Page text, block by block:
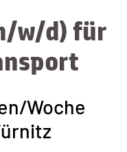
w/d) für
Woche